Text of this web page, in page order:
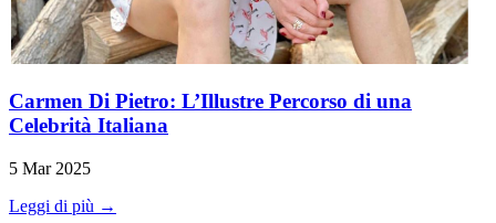
Carmen Di Pietro: L’Illustre Percorso di una
Celebrità Italiana
5 Mar 2025
Leggi di più →